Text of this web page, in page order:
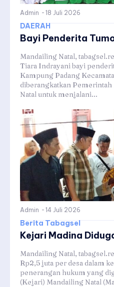
Admin - 18 Juli 2026
DAERAH
Bayi Penderita
Mandailing Natal,
Tiara Indrayani bayi
Kampung Padang
diberangkatkan
Natal untuk menjalani...
Admin - 14 Juli 2026
Berita Tabagsel
Kejari Madina
Mandailing Natal,
Rp2,5 juta per desa dalam
penerangan hukum yang
(Kejari) Mandailing Natal